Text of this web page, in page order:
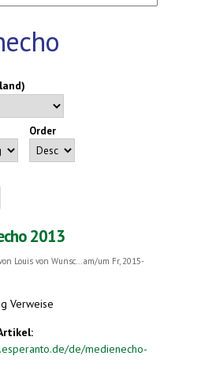
Order
2013
Louis von Wunsc...am/um Fr, 2015-
Verweise
de/medienecho-